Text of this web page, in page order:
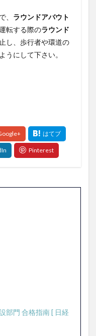
、 ラウンドアバウト
転する際のラウンド
し、歩行者や環道の
うにして下さい。
部門 合格指南 [ 日経